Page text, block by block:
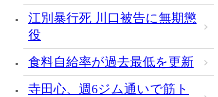
江別暴行死 川口被告に無期懲
役
食料自給率が過去最低を更新
寺田心、週6ジム通いで筋ト